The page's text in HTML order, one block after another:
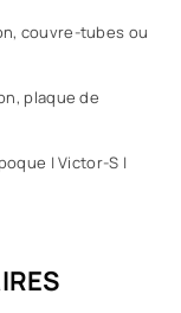
couvre-tubes ou
plaque de
|Victor-S |